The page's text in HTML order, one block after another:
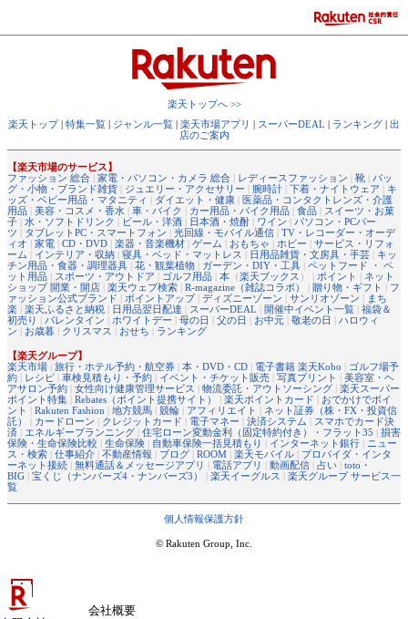
楽天トップへ >>
楽天トップ
特集一覧 ジャンル一覧 楽天市場アプリ スーパーDEAL ランキング
出
店のご案内
【楽天市場のサービス】
ファッション 総合
家電・パソコン・カメラ 総合 レディースファッション 靴
バッ
グ・小物・ブランド雑貨
ジュエリー・アクセサリー 腕時計 下着・ナイトウェア
キ
ッズ・ベビー用品・マタニティ
ダイエット・健康
医薬品・コンタクトレンズ・介護
用品
美容・コスメ・香水 車・バイク カー用品・バイク用品 食品
スイーツ・お菓
子
水・ソフトドリンク ビール・洋酒 日本酒・焼酎 ワイン
パソコン・PCパー
ツ
タブレットPC・スマートフォン 光回線・モバイル通信
TV・レコーダー・オーデ
ィオ
家電 CD・DVD 楽器・音楽機材 ゲーム おもちゃ ホビー
サービス・リフォ
ーム
インテリア・収納 寝具・ベッド・マットレス 日用品雑貨・文房具・手芸
キッ
チン用品・食器・調理器具
花・観葉植物 ガーデン・DIY・工具
ペットフード ・ ペ
ット用品
スポーツ・アウトドア ゴルフ用品 本 （楽天ブックス ） | ポイント
ネット
ショップ 開業・開店
楽天ウェブ検索 R-magazine（雑誌コラボ） 贈り物・ギフト
フ
ァッション公式ブランド
ポイントアップ ディズニーゾーン サンリオゾーン
まち
楽
楽天ふるさと納税 日用品翌日配達 スーパーDEAL 開催中イベント一覧
福袋＆
初売り
バレンタイン ホワイトデー 母の日 父の日 お中元 敬老の日
ハロウィ
ン
お歳暮 クリスマス おせち ランキング
【楽天グループ】
楽天市場
旅行・ホテル予約・航空券 本・DVD・CD 電子書籍 楽天Kobo
ゴルフ場予
約
レシピ 車検見積もり・予約 イベント・チケット販売 写真プリント
美容室・ヘ
アサロン予約
女性向け健康管理サービス 物流委託・アウトソーシング
楽天スーパー
ポイント特集
Rebates（ポイント提携サイト） 楽天ポイントカード
おでかけでポイ
ント
Rakuten Fashion 地方競馬 競輪 アフィリエイト
ネット証券（株・FX・投資信
託）
カードローン クレジットカード 電子マネー 決済システム
スマホでカード決
済
エネルギープランニング 住宅ローン変動金利（固定特約付き）・フラット35
損害
保険・生命保険比較
生命保険 自動車保険一括見積もり インターネット銀行
ニュー
ス・検索
仕事紹介 不動産情報 ブログ ROOM 楽天モバイル
プロバイダ・インタ
ーネット接続
無料通話＆メッセージアプリ 電話アプリ 動画配信 占い
toto・
BIG
宝くじ（ナンバーズ4・ナンバーズ3） 楽天イーグルス
楽天グループ サービス一
覧
個人情報保護方針
© Rakuten Group, Inc.
会社概要